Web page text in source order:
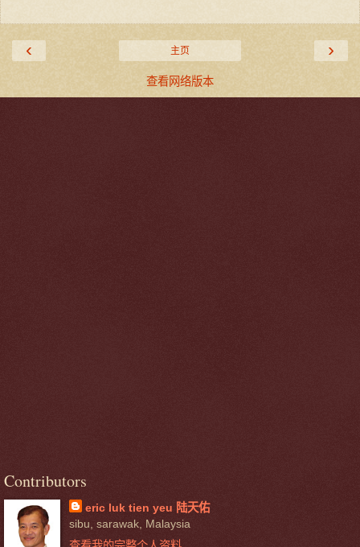
‹ ›
主页
查看网络版本
Contributors
eric luk tien yeu 陆天佑
sibu, sarawak, Malaysia